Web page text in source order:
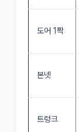
도어 1짝
본넷
트렁크